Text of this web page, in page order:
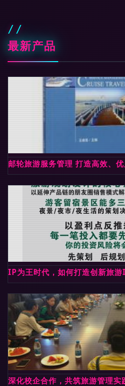
最新产品
邮轮旅游服务管理 打造高效、
IP为王时代，如何打造创新旅游
深化校企合作，共筑旅游管理实